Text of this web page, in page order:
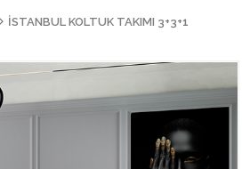
İSTANBUL KOLTUK TAKIMI 3+3+1